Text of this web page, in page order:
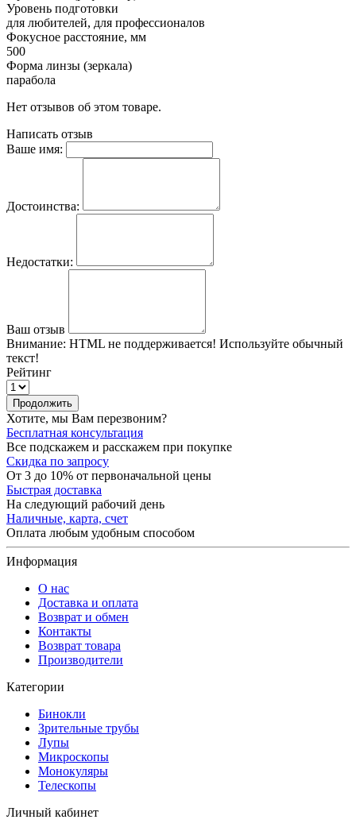
Уровень подготовки
для любителей, для профессионалов
Фокусное расстояние, мм
500
Форма линзы (зеркала)
парабола
Нет отзывов об этом товаре.
Написать отзыв
Ваше имя:
Достоинства:
Недостатки:
Ваш отзыв
Внимание: HTML не поддерживается! Используйте обычный
текст!
Рейтинг
Продолжить
Хотите, мы Вам перезвоним?
Бесплатная консультация
Все подскажем и расскажем при покупке
Скидка по запросу
От 3 до 10% от первоначальной цены
Быстрая доставка
На следующий рабочий день
Наличные, карта, счет
Оплата любым удобным способом
Информация
О нас
Доставка и оплата
Возврат и обмен
Контакты
Возврат товара
Производители
Категории
Бинокли
Зрительные трубы
Лупы
Микроскопы
Монокуляры
Телескопы
Личный кабинет